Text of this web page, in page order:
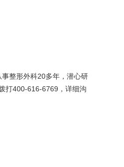
整形外科20多年，潜心研
打400-616-6769，详细沟